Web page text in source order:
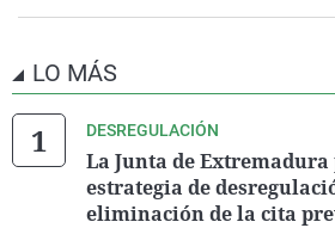
LO MÁS
DESREGULACIÓN
La Junta de
estrategia de
eliminación de la cita